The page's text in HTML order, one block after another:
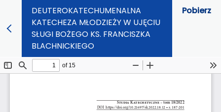
DEUTEROKATECHUMENALNA
KATECHEZA MŁODZIEŻY W UJĘCIU
SŁUGI BOŻEGO KS. FRANCISZKA
BLACHNICKIEGO
Pobierz